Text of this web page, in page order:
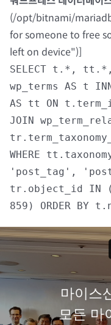
자료실
회원광장
마이페이지
회원 가입
(/opt/bitnami/
for someone to free
left on device")]
SELECT t.*,
wp_terms AS t
AS tt ON
JOIN
WHERE
'post_tag',
tr.object_id IN
859) ORDER BY
마이스
모든 마